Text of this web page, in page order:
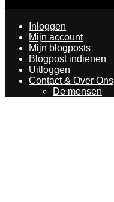
Inloggen
Mijn account
Mijn blogposts
Blogpost indienen
Uitloggen
Contact & Over Ons
De mensen